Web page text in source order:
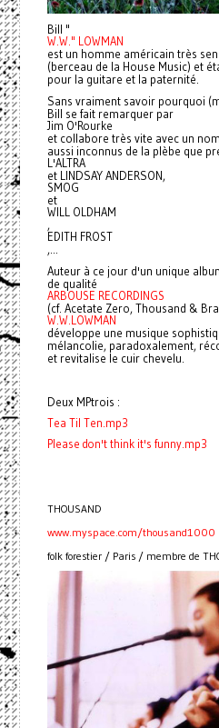
Bill "
W.W." LOWMAN
est un homme américain très
(berceau de la House Music) et
pour la guitare et la paternité.
Sans vraiment savoir pourquoi
Bill se fait remarquer par
Jim O'Rourke
et collabore très vite avec un
aussi inconnus de la plèbe que
L'ALTRA
et LINDSAY ANDERSON,
SMOG
et
WILL OLDHAM
,
EDITH FROST
,...
Auteur à ce jour d'un unique
de qualité
ARBOUSE RECORDINGS
(cf. Acetate Zero, Thousand &
W.W.LOWMAN
développe une musique
mélancolie, paradoxalement,
et revitalise le cuir chevelu.
Deux MPtrois :
Tea Til Ten.mp3
Please don't think it's funny.mp3
THOUSAND
www.myspace.com/thousand1000
folk forestier / Paris / membre de